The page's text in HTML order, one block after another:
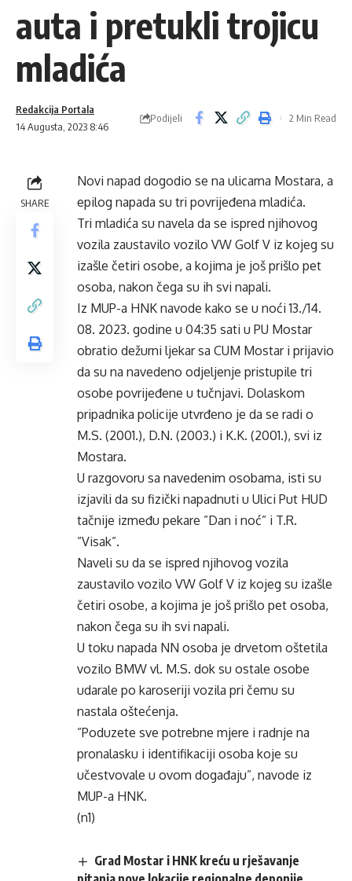
auta i pretukli trojicu
mladića
14 Augusta, 2023 8:46
Redakcija Portala
Podijeli 2 Min Read
SHARE
Novi napad dogodio se na ulicama Mostara, a
epilog napada su tri povrijeđena mladića.
Tri mladića su navela da se ispred njihovog
vozila zaustavilo vozilo VW Golf V iz kojeg su
izašle četiri osobe, a kojima je još prišlo pet
osoba, nakon čega su ih svi napali.
Iz MUP-a HNK navode kako se u noći 13./14.
08. 2023. godine u 04:35 sati u PU Mostar
obratio dežurni ljekar sa CUM Mostar i prijavio
da su na navedeno odjeljenje pristupile tri
osobe povrijeđene u tučnjavi. Dolaskom
pripadnika policije utvrđeno je da se radi o
M.S. (2001.), D.N. (2003.) i K.K. (2001.), svi iz
Mostara.
U razgovoru sa navedenim osobama, isti su
izjavili da su fizički napadnuti u Ulici Put HUD
tačnije između pekare ”Dan i noć” i T.R.
”Visak”.
Naveli su da se ispred njihovog vozila
zaustavilo vozilo VW Golf V iz kojeg su izašle
četiri osobe, a kojima je još prišlo pet osoba,
nakon čega su ih svi napali.
U toku napada NN osoba je drvetom oštetila
vozilo BMW vl. M.S. dok su ostale osobe
udarale po karoseriji vozila pri čemu su
nastala oštećenja.
”Poduzete sve potrebne mjere i radnje na
pronalasku i identifikaciji osoba koje su
učestvovale u ovom događaju”, navode iz
MUP-a HNK.
(n1)
Grad Mostar i HNK kreću u rješavanje